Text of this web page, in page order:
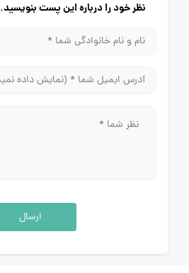
نظر خود را درباره این پست بنویسید.
ارسال